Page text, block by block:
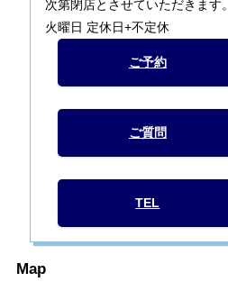
次第閉店とさせていただきます。
火曜日 定休日+不定休
ご予約
ご質問
TEL
Map